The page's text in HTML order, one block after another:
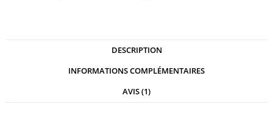
DESCRIPTION
INFORMATIONS COMPLÉMENTAIRES
AVIS (1)